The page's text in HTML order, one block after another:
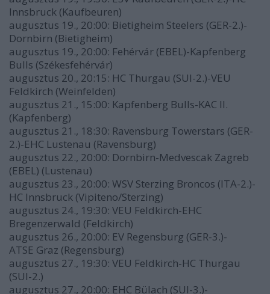
Innsbruck (Kaufbeuren)
augusztus 19., 20:00: Bietigheim Steelers (GER-2.)-
Dornbirn (Bietigheim)
augusztus 19., 20:00: Fehérvár (EBEL)-Kapfenberg
Bulls (Székesfehérvár)
augusztus 20., 20:15: HC Thurgau (SUI-2.)-VEU
Feldkirch (Weinfelden)
augusztus 21., 15:00: Kapfenberg Bulls-KAC II.
(Kapfenberg)
augusztus 21., 18:30: Ravensburg Towerstars (GER-
2.)-EHC Lustenau (Ravensburg)
augusztus 22., 20:00: Dornbirn-Medvescak Zagreb
(EBEL) (Lustenau)
augusztus 23., 20:00: WSV Sterzing Broncos (ITA-2.)-
HC Innsbruck (Vipiteno/Sterzing)
augusztus 24., 19:30: VEU Feldkirch-EHC
Bregenzerwald (Feldkirch)
augusztus 26., 20:00: EV Regensburg (GER-3.)-
ATSE Graz (Regensburg)
augusztus 27., 19:30: VEU Feldkirch-HC Thurgau
(SUI-2.)
augusztus 27., 20:00: EHC Bülach (SUI-3.)-